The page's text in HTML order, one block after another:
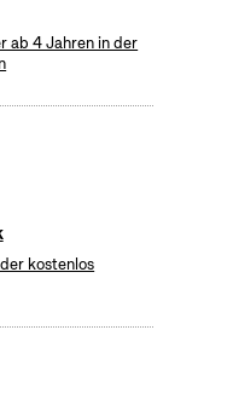
ab 4 Jahren in der
kostenlos